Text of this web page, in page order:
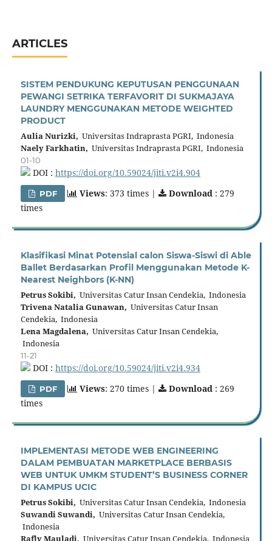
ARTICLES
SISTEM PENDUKUNG KEPUTUSAN PENGGUNAAN
PEWANGI SETRIKA TERFAVORIT DI SUKMAJAYA
LAUNDRY MENGGUNAKAN METODE WEIGHTED
PRODUCT
Aulia Nurizki, Universitas Indraprasta PGRI, Indonesia
Naely Farkhatin, Universitas Indraprasta PGRI, Indonesia
01-10
DOI : https://doi.org/10.59024/jiti.v2i4.904
PDF Views: 373 times | Download : 279
times
Klasifikasi Minat Potensial calon Siswa-Siswi di Able
Ballet Berdasarkan Profil Menggunakan Metode K-
Nearest Neighbors (K-NN)
Petrus Sokibi, Universitas Catur Insan Cendekia, Indonesia
Trivena Natalia Gunawan, Universitas Catur Insan
Cendekia, Indonesia
Lena Magdalena, Universitas Catur Insan Cendekia,
Indonesia
11-21
DOI : https://doi.org/10.59024/jiti.v2i4.934
PDF Views: 270 times | Download : 269
times
IMPLEMENTASI METODE WEB ENGINEERING
DALAM PEMBUATAN MARKETPLACE BERBASIS
WEB UNTUK UMKM STUDENT’S BUSINESS CORNER
DI KAMPUS UCIC
Petrus Sokibi, Universitas Catur Insan Cendekia, Indonesia
Suwandi Suwandi, Universitas Catur Insan Cendekia,
Indonesia
Rafly Mauladi, Universitas Catur Insan Cendekia, Indonesia